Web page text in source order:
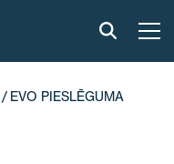
/ EVO PIESLĒGUMA